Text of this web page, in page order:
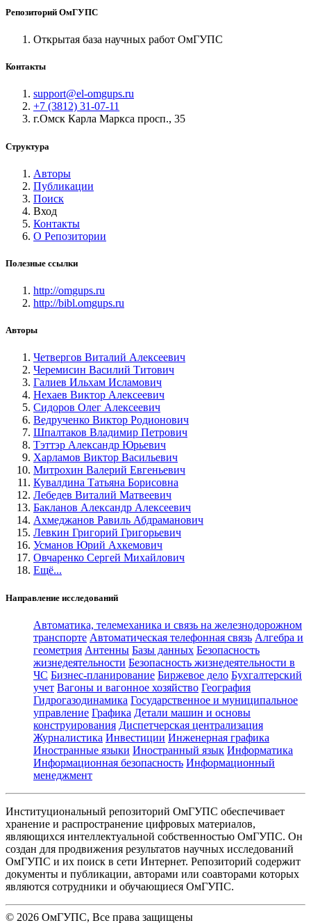
Репозиторий ОмГУПС
Открытая база научных работ ОмГУПС
Контакты
support@el-omgups.ru
+7 (3812) 31-07-11
г.Омск Карла Маркса просп., 35
Структура
Авторы
Публикации
Поиск
Вход
Контакты
О Репозитории
Полезные ссылки
http://omgups.ru
http://bibl.omgups.ru
Авторы
Четвергов Виталий Алексеевич
Черемисин Василий Титович
Галиев Ильхам Исламович
Нехаев Виктор Алексеевич
Сидоров Олег Алексеевич
Ведрученко Виктор Родионович
Шпалтаков Владимир Петрович
Тэттэр Александр Юрьевич
Харламов Виктор Васильевич
Митрохин Валерий Евгеньевич
Кувалдина Татьяна Борисовна
Лебедев Виталий Матвеевич
Бакланов Александр Алексеевич
Ахмеджанов Равиль Абдраманович
Левкин Григорий Григорьевич
Усманов Юрий Ахкемович
Овчаренко Сергей Михайлович
Ещё...
Направление исследований
Автоматика, телемеханика и связь на железнодорожном
транспорте Автоматическая телефонная связь Алгебра и
геометрия Антенны Базы данных Безопасность
жизнедеятельности Безопасность жизнедеятельности в
ЧС Бизнес-планирование Биржевое дело Бухгалтерский
учет Вагоны и вагонное хозяйство География
Гидрогазодинамика Государственное и муниципальное
управление Графика Детали машин и основы
конструирования Диспетчерская централизация
Журналистика Инвестиции Инженерная графика
Иностранные языки Иностранный язык Информатика
Информационная безопасность Информационный
менеджмент
Институциональный репозиторий ОмГУПС обеспечивает
хранение и распространение цифровых материалов,
являющихся интеллектуальной собственностью ОмГУПС. Он
создан для продвижения результатов научных исследований
ОмГУПС и их поиск в сети Интернет. Репозиторий содержит
документы и публикации, авторами или соавторами которых
являются сотрудники и обучающиеся ОмГУПС.
© 2026 ОмГУПС, Все права защищены